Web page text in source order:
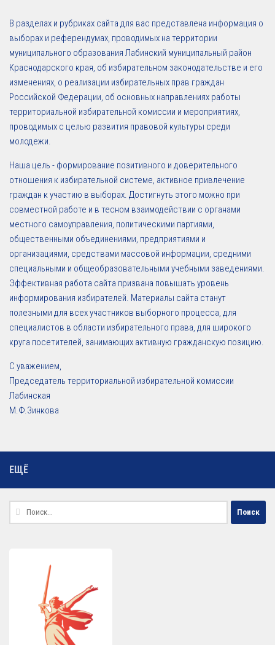
В разделах и рубриках сайта для вас представлена информация о
выборах и референдумах, проводимых на территории
муниципального образования Лабинский муниципальный район
Краснодарского края, об избирательном законодательстве и его
изменениях, о реализации избирательных прав граждан
Российской Федерации, об основных направлениях работы
территориальной избирательной комиссии и мероприятиях,
проводимых с целью развития правовой культуры среди
молодежи.
Наша цель - формирование позитивного и доверительного
отношения к избирательной системе, активное привлечение
граждан к участию в выборах. Достигнуть этого можно при
совместной работе и в тесном взаимодействии с органами
местного самоуправления, политическими партиями,
общественными объединениями, предприятиями и
организациями, средствами массовой информации, средними
специальными и общеобразовательными учебными заведениями.
Эффективная работа сайта призвана повышать уровень
информирования избирателей. Материалы сайта станут
полезными для всех участников выборного процесса, для
специалистов в области избирательного права, для широкого
круга посетителей, занимающих активную гражданскую позицию.
С уважением,
Председатель территориальной избирательной комиссии
Лабинская
М.Ф.Зинкова
ЕЩЁ
Найти: